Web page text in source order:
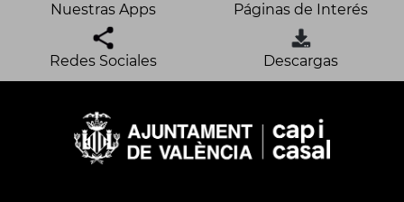
Nuestras Apps Páginas de Interés
Redes Sociales Descargas